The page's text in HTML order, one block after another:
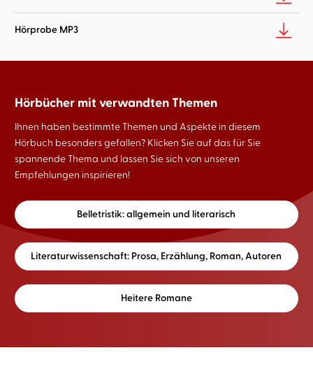
Hörprobe MP3
Hörbücher mit verwandten Themen
Ihnen haben bestimmte Themen und Aspekte in diesem
Hörbuch besonders gefallen? Klicken Sie auf das für Sie
spannende Thema und lassen Sie sich von unseren
Empfehlungen inspirieren!
Belletristik: allgemein und literarisch
Literaturwissenschaft: Prosa, Erzählung, Roman, Autoren
Heitere Romane